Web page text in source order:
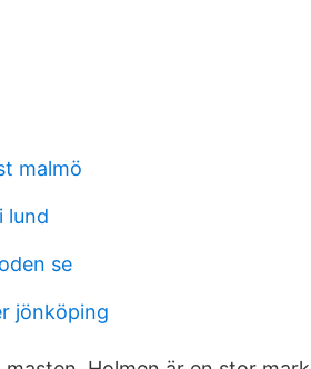
malmö
lund
se
jönköping